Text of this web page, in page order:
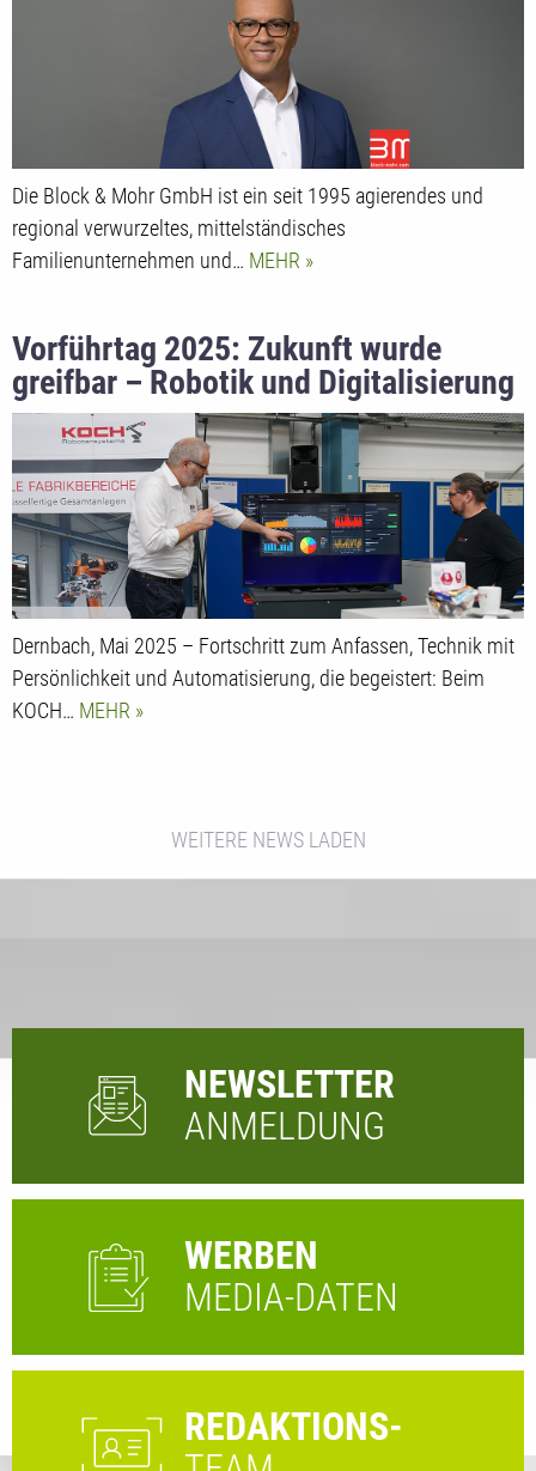
Die Block & Mohr GmbH ist ein seit 1995 agierendes und
regional verwurzeltes, mittelständisches
Familienunternehmen und… MEHR
Vorführtag 2025: Zukunft wurde
greifbar – Robotik und Digitalisierung
in der Praxis erlebt
Dernbach, Mai 2025 – Fortschritt zum Anfassen, Technik mit
Persönlichkeit und Automatisierung, die begeistert: Beim
KOCH… MEHR
WEITERE NEWS LADEN
NEWSLETTER
ANMELDUNG
WERBEN
MEDIA-DATEN
REDAKTIONS-